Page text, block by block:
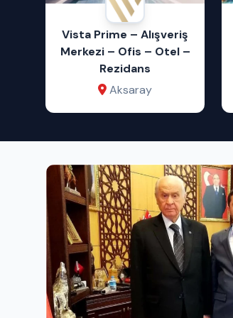
Vista Prime – Alışveriş
Merkezi – Ofis – Otel –
Rezidans
Aksaray